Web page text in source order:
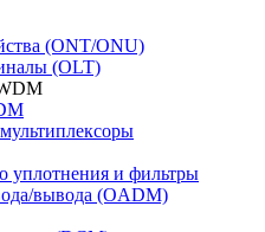
(ONT/ONU)
(OLT)
уплотнения и фильтры
вывода (OADM)